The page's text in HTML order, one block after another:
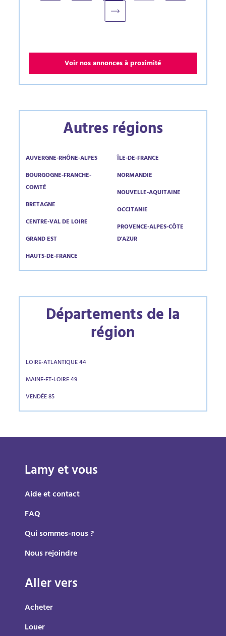
Voir nos annonces à proximité
Autres régions
AUVERGNE-RHÔNE-ALPES
BOURGOGNE-FRANCHE-
COMTÉ
BRETAGNE
CENTRE-VAL DE LOIRE
GRAND EST
HAUTS-DE-FRANCE
ÎLE-DE-FRANCE
NORMANDIE
NOUVELLE-AQUITAINE
OCCITANIE
PROVENCE-ALPES-CÔTE
D'AZUR
Départements de la
région
LOIRE-ATLANTIQUE 44
MAINE-ET-LOIRE 49
VENDÉE 85
Lamy et vous
Aide et contact
FAQ
Qui sommes-nous ?
Nous rejoindre
Aller vers
Acheter
Louer